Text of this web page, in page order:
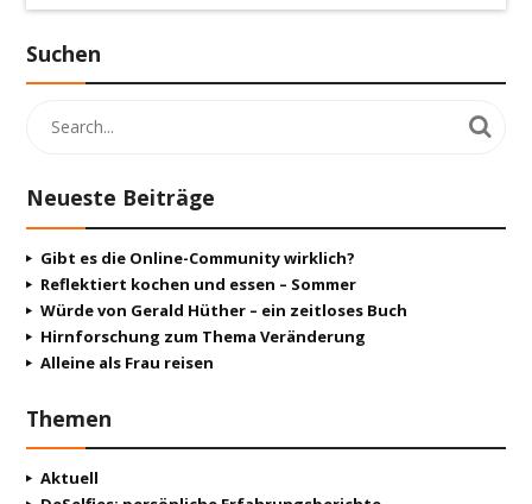
Suchen
Neueste Beiträge
Gibt es die Online-Community wirklich?
Reflektiert kochen und essen – Sommer
Würde von Gerald Hüther – ein zeitloses Buch
Hirnforschung zum Thema Veränderung
Alleine als Frau reisen
Themen
Aktuell